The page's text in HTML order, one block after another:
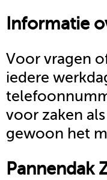
Informatie
Voor vragen
iedere
voor zaken
gewoon het
Pannendak